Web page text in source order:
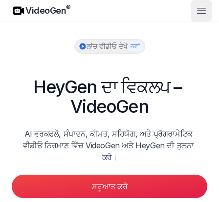
VideoGen
VideoGen®
ਮੁੱਖ
ਲਾਂਚ ਵੀਡੀਓ ਦੇਖੋ ਨਵਾਂ
HeyGen ਦਾ ਵਿਕਲਪ –
VideoGen
AI ਵਰਕਫਲੋ, ਸੰਪਾਦਨ, ਕੀਮਤ, ਸਹਿਯੋਗ, ਅਤੇ ਪ੍ਰੋਗਰਾਮੇਟਿਕ
ਵੀਡੀਓ ਨਿਰਮਾਣ ਵਿੱਚ VideoGen ਅਤੇ HeyGen ਦੀ ਤੁਲਨਾ
ਕਰੋ।
ਸਰੂਆਤ ਕਰੋ